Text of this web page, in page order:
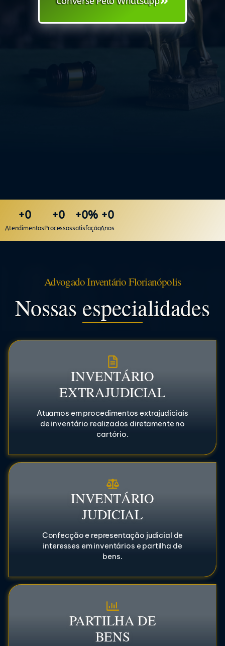
Atendimentos
+0
Processos
+0
satisfação
+0%
Anos
+0
Advogado Inventário Florianópolis
Nossas especialidades
INVENTÁRIO
EXTRAJUDICIAL
Atuamos em procedimentos extrajudiciais
de inventário realizados diretamente no
cartório.
INVENTÁRIO
JUDICIAL
Confecção e representação judicial de
interesses em inventários e partilha de
bens.
PARTILHA DE
BENS